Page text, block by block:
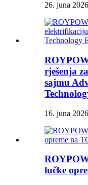
26. juna
rješenja
sajmu
16. juna
lučke